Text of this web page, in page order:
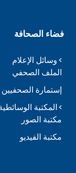
فضاء الصحافة
وسائل الإعلام
الملف الصحفي
إستمارة الصحفيين
المكتبة
مكتبة الصور
مكتبة الفيديو